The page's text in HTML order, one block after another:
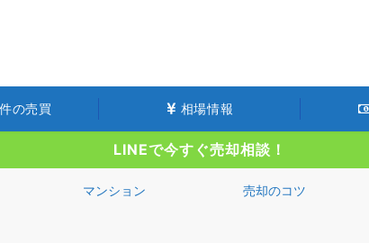
の売買 相場情報
LINEで今すぐ売却相談！
マンション 売却のコツ